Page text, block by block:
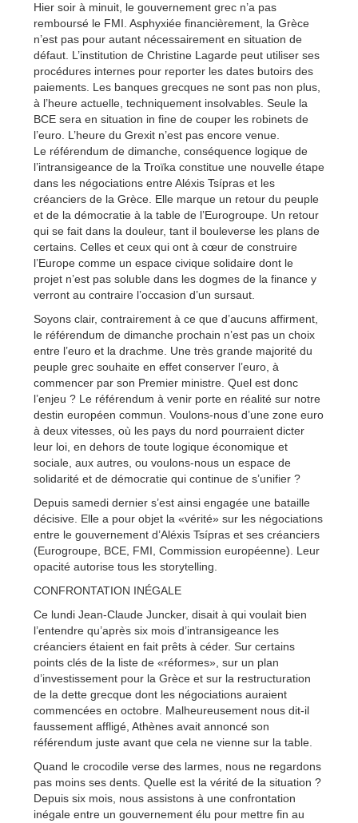
Hier soir à minuit, le gouvernement grec n’a pas
remboursé le FMI. Asphyxiée financièrement, la Grèce
n’est pas pour autant nécessairement en situation de
défaut. L’institution de Christine Lagarde peut utiliser ses
procédures internes pour reporter les dates butoirs des
paiements. Les banques grecques ne sont pas non plus,
à l’heure actuelle, techniquement insolvables. Seule la
BCE sera en situation in fine de couper les robinets de
l’euro. L’heure du Grexit n’est pas encore venue.
Le référendum de dimanche, conséquence logique de
l’intransigeance de la Troïka constitue une nouvelle étape
dans les négociations entre Aléxis Tsípras et les
créanciers de la Grèce. Elle marque un retour du peuple
et de la démocratie à la table de l’Eurogroupe. Un retour
qui se fait dans la douleur, tant il bouleverse les plans de
certains. Celles et ceux qui ont à cœur de construire
l’Europe comme un espace civique solidaire dont le
projet n’est pas soluble dans les dogmes de la finance y
verront au contraire l’occasion d’un sursaut.
Soyons clair, contrairement à ce que d’aucuns affirment,
le référendum de dimanche prochain n’est pas un choix
entre l’euro et la drachme. Une très grande majorité du
peuple grec souhaite en effet conserver l’euro, à
commencer par son Premier ministre. Quel est donc
l’enjeu ? Le référendum à venir porte en réalité sur notre
destin européen commun. Voulons-nous d’une zone euro
à deux vitesses, où les pays du nord pourraient dicter
leur loi, en dehors de toute logique économique et
sociale, aux autres, ou voulons-nous un espace de
solidarité et de démocratie qui continue de s’unifier ?
Depuis samedi dernier s’est ainsi engagée une bataille
décisive. Elle a pour objet la «vérité» sur les négociations
entre le gouvernement d’Aléxis Tsípras et ses créanciers
(Eurogroupe, BCE, FMI, Commission européenne). Leur
opacité autorise tous les storytelling.
CONFRONTATION INÉGALE
Ce lundi Jean-Claude Juncker, disait à qui voulait bien
l’entendre qu’après six mois d’intransigeance les
créanciers étaient en fait prêts à céder. Sur certains
points clés de la liste de «réformes», sur un plan
d’investissement pour la Grèce et sur la restructuration
de la dette grecque dont les négociations auraient
commencées en octobre. Malheureusement nous dit-il
faussement affligé, Athènes avait annoncé son
référendum juste avant que cela ne vienne sur la table.
Quand le crocodile verse des larmes, nous ne regardons
pas moins ses dents. Quelle est la vérité de la situation ?
Depuis six mois, nous assistons à une confrontation
inégale entre un gouvernement élu pour mettre fin au